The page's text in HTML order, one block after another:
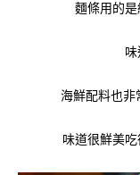
麵條用的是
海鮮配料也非
味道很鮮美